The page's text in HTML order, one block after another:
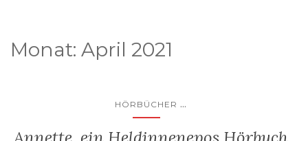
Monat: April 2021
HÖRBÜCHER ...